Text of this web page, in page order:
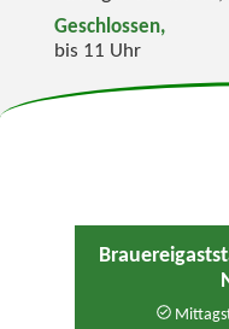
Geschlossen,
bis 11 Uhr